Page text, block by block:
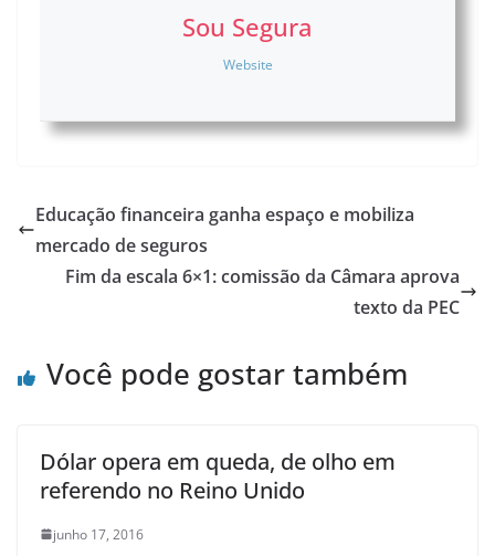
Sou Segura
Website
Educação financeira ganha espaço e mobiliza
mercado de seguros
Fim da escala 6×1: comissão da Câmara aprova
texto da PEC
Você pode gostar também
Dólar opera em queda, de olho em
referendo no Reino Unido
junho 17, 2016